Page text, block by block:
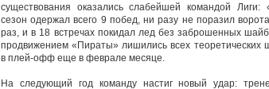
существования оказались слабейшей командой Лиги:
сезон одержал всего 9 побед, ни разу не поразил
раз, и в 18 встречах покидал лед без заброшенных
продвижением «Пираты» лишились всех теоретических
в плей-офф еще в феврале месяце.
На следующий год команду настиг новый удар: